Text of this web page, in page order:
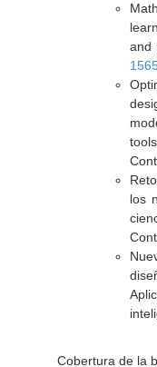
and
los
Cobertura de la